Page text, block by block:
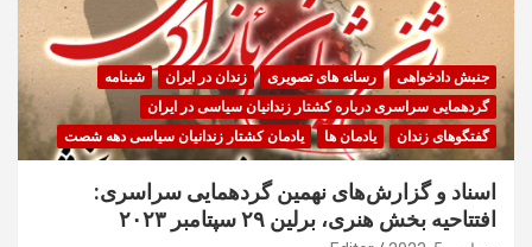
جنبش دادخواهی رسانه های تصویری زندان در ایران
شبنامه
گردهمایی سراسری درباره کشتار زندانیان سیاسی در ایران
گفتگوهای زندان
یادمان ها یادمان کشتار زندانیان سیاسی دهه شصت
اسناد و گزارش‌های نهمین گردهمایی سراسری:
افتتاحیه بخش هنری، برلین ۲۹ سپتامبر ۲۰۲۳